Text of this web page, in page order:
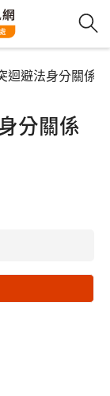
迴避法身分關係
分關係